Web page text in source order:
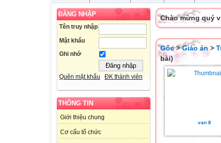
ĐĂNG NHẬP
Tên truy nhập
Mật khẩu
Ghi nhớ
Quên mật khẩu ĐK thành viên
THÔNG TIN
Giới thiệu chung
Cơ cấu tổ chức
Chào mừng quý
Gốc>Giáo án >
bài)
van 8